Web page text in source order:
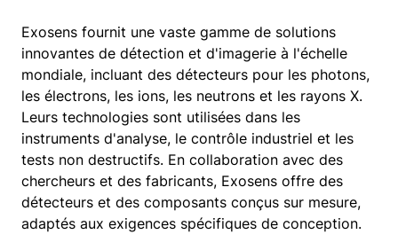
Exosens fournit une vaste gamme de solutions
innovantes de détection et d'imagerie à l'échelle
mondiale, incluant des détecteurs pour les photons,
les électrons, les ions, les neutrons et les rayons X.
Leurs technologies sont utilisées dans les
instruments d'analyse, le contrôle industriel et les
tests non destructifs. En collaboration avec des
chercheurs et des fabricants, Exosens offre des
détecteurs et des composants conçus sur mesure,
adaptés aux exigences spécifiques de conception.